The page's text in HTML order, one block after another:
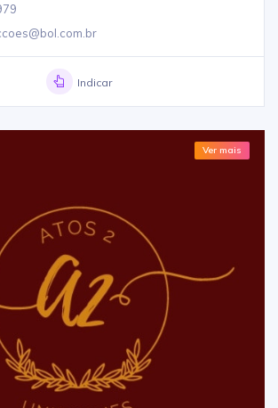
Indicar
Ver mais